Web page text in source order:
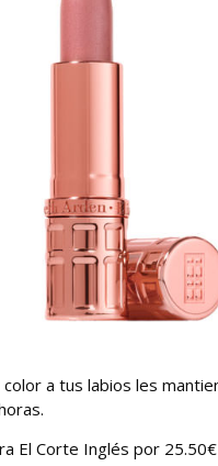
a tus labios les
El Corte Inglés por 25.50€